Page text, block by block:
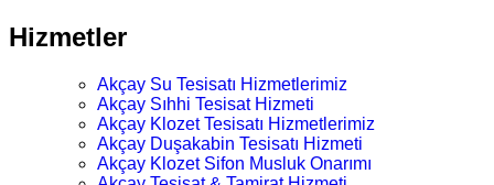
Hizmetler
Akçay Su Tesisatı Hizmetlerimiz
Akçay Sıhhi Tesisat Hizmeti
Akçay Klozet Tesisatı Hizmetlerimiz
Akçay Duşakabin Tesisatı Hizmeti
Akçay Klozet Sifon Musluk Onarımı